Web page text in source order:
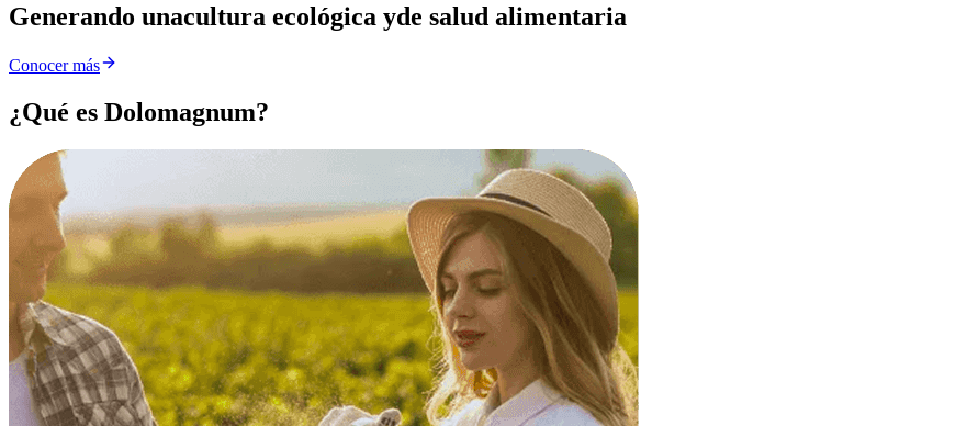
Generando unacultura ecológica yde salud alimentaria
Conocer más
¿Qué es Dolomagnum?